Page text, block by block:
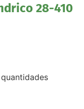
28-410